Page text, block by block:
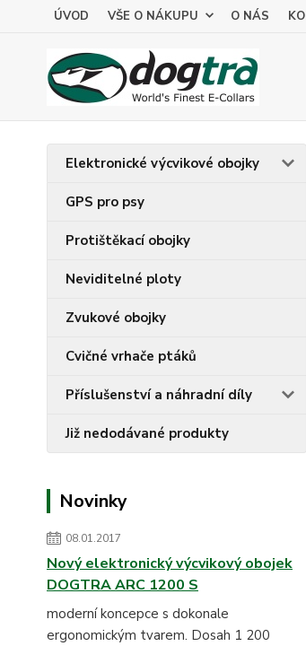
ÚVOD VŠE O NÁKUPU O NÁS
Elektronické výcvikové obojky
GPS pro psy
Protištěkací obojky
Neviditelné ploty
Zvukové obojky
Cvičné vrhače ptáků
Příslušenství a náhradní díly
Již nedodávané produkty
Novinky
08.01.2017
Nový elektronický výcvikový obojek
DOGTRA ARC 1200 S
moderní koncepce s dokonale
ergonomickým tvarem. Dosah 1 200